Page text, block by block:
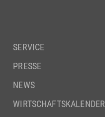
SERVICE
PRESSE
NEWS
WIRTSCHAFTSKALENDER